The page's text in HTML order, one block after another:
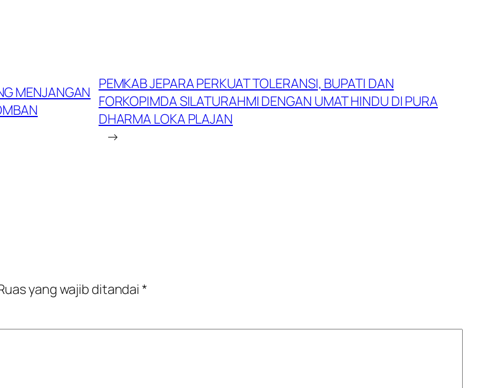
MENJANGAN PEMKAB JEPARA PERKUAT TOLERANSI, BUPATI DAN
FORKOPIMDA SILATURAHMI DENGAN UMAT HINDU DI PURA
DHARMA LOKA PLAJAN
→
yang wajib ditandai*